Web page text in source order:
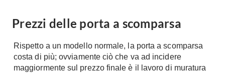
Prezzi delle porta a scomparsa
Rispetto a un modello normale, la porta a scomparsa
costa di più; ovviamente ciò che va ad incidere
maggiormente sul prezzo finale è il lavoro di muratura